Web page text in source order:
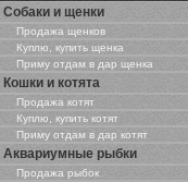
Собаки и щенки
Продажа щенков
Куплю, купить щенка
Приму отдам в дар щенка
Кошки и котята
Продажа котят
Куплю, купить котят
Приму отдам в дар котят
Аквариумные рыбки
Продажа рыбок